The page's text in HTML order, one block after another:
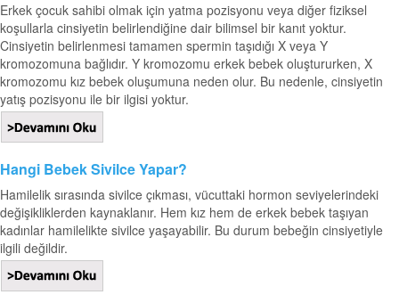
Erkek çocuk sahibi olmak için yatma pozisyonu veya diğer fiziksel
koşullarla cinsiyetin belirlendiğine dair bilimsel bir kanıt yoktur.
Cinsiyetin belirlenmesi tamamen spermin taşıdığı X veya Y
kromozomuna bağlıdır. Y kromozomu erkek bebek oluştururken, X
kromozomu kız bebek oluşumuna neden olur. Bu nedenle, cinsiyetin
yatış pozisyonu ile bir ilgisi yoktur.
Hangi Bebek Sivilce Yapar?
Hamilelik sırasında sivilce çıkması, vücuttaki hormon seviyelerindeki
değişikliklerden kaynaklanır. Hem kız hem de erkek bebek taşıyan
kadınlar hamilelikte sivilce yaşayabilir. Bu durum bebeğin cinsiyetiyle
ilgili değildir.